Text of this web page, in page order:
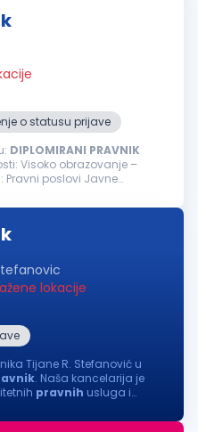
o statusu prijave
DIPLOMIRANI PRAVNIK
–
Iskustvo...
lokacije
Tijane R. Stefanović u
. Naša kancelarija je
pravnih usluga i